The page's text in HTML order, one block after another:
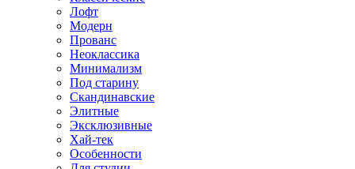
Лофт
Модерн
Прованс
Неоклассика
Минимализм
Под старину
Скандинавские
Элитные
Эксклюзивные
Хай-тек
Особенности